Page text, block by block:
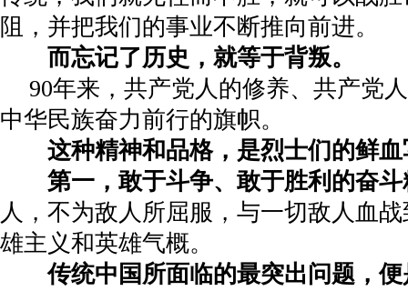
阻，并把我们的事业不断推向前进。
而忘记了历史，就等于背叛。
90年来，共产党人的修养、共产党
中华民族奋力前行的旗帜。
这种精神和品格，是烈士们的鲜血
第一，敢于斗争、敢于胜利的奋
人，不为敌人所屈服，与一切敌人血
雄主义和英雄气概。
传统中国所面临的最突出问题，